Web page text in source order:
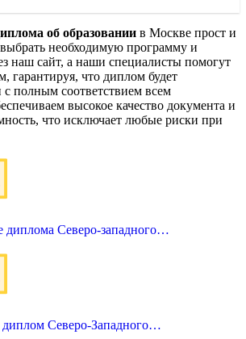
об образовании в Москве прост и
необходимую программу и
наш сайт, а наши специалисты помогут
гарантируя, что диплом будет
с полным соответствием всем
высокое качество документа и
что исключает любые риски при
диплома Северо-западного…
диплом Северо-Западного…